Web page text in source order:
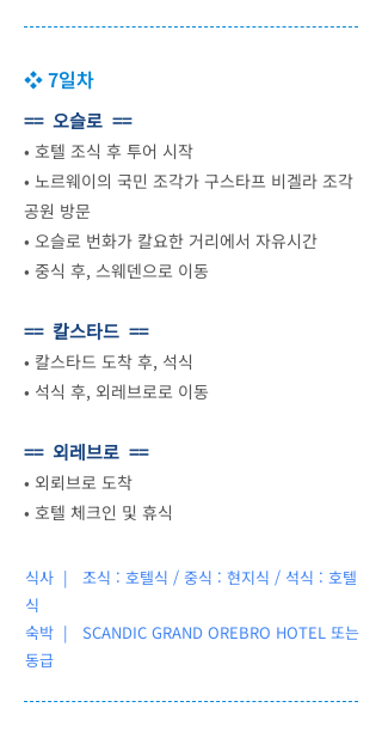
❖ 7일차
== 오슬로 ==
• 호텔 조식 후 투어 시작
• 노르웨이의 국민 조각가 구스타프 비겔라 조각
공원 방문
• 오슬로 번화가 칼요한 거리에서 자유시간
• 중식 후, 스웨덴으로 이동
== 칼스타드 ==
• 칼스타드 도착 후, 석식
• 석식 후, 외레브로로 이동
== 외레브로 ==
• 외뢰브로 도착
• 호텔 체크인 및 휴식
식사 | 조식 : 호텔식 / 중식 : 현지식 / 석식 : 호텔
식
숙박 |
SCANDIC GRAND OREBRO HOTEL 또는
동급